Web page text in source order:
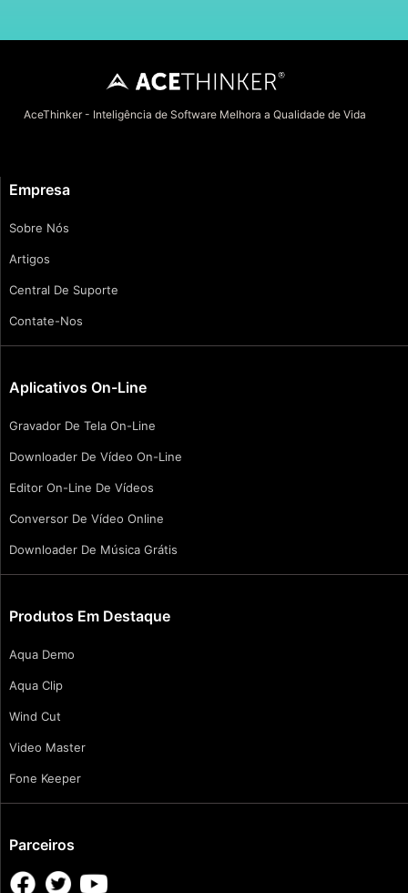
AceThinker - Inteligência de Software Melhora a Qualidade de Vida
Empresa
Sobre Nós
Artigos
Central De Suporte
Contate-Nos
Aplicativos On-Line
Gravador De Tela On-Line
Downloader De Vídeo On-Line
Editor On-Line De Vídeos
Conversor De Vídeo Online
Downloader De Música Grátis
Produtos Em Destaque
Aqua Demo
Aqua Clip
Wind Cut
Video Master
Fone Keeper
Parceiros